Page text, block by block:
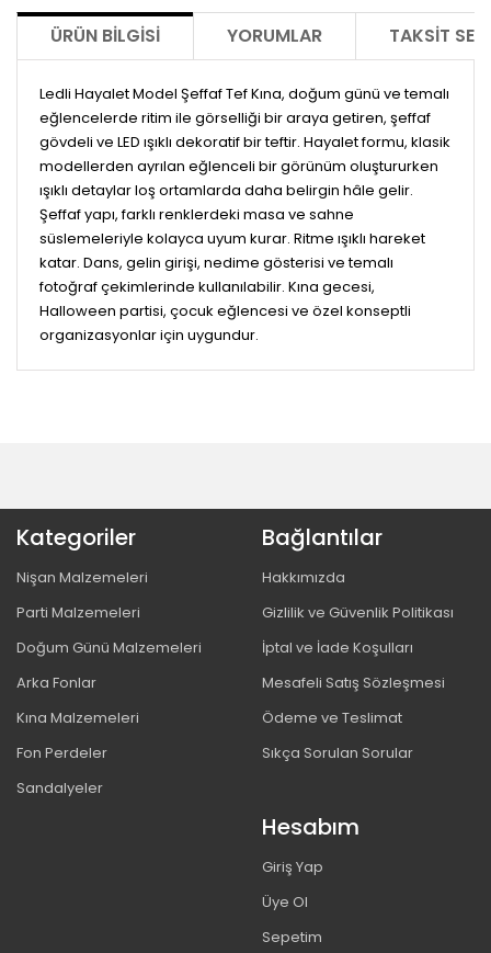
ÜRÜN BILGISI YORUMLAR TAKSIT
Ledli Hayalet Model Şeffaf Tef Kına, doğum günü ve temalı
eğlencelerde ritim ile görselliği bir araya getiren, şeffaf
gövdeli ve LED ışıklı dekoratif bir teftir. Hayalet formu, klasik
modellerden ayrılan eğlenceli bir görünüm oluştururken
ışıklı detaylar loş ortamlarda daha belirgin hâle gelir.
Şeffaf yapı, farklı renklerdeki masa ve sahne
süslemeleriyle kolayca uyum kurar. Ritme ışıklı hareket
katar. Dans, gelin girişi, nedime gösterisi ve temalı
fotoğraf çekimlerinde kullanılabilir. Kına gecesi,
Halloween partisi, çocuk eğlencesi ve özel konseptli
organizasyonlar için uygundur.
Kategoriler
Nişan Malzemeleri
Parti Malzemeleri
Doğum Günü Malzemeleri
Arka Fonlar
Kına Malzemeleri
Fon Perdeler
Sandalyeler
Bağlantılar
Hakkımızda
Gizlilik ve Güvenlik Politikası
İptal ve İade Koşulları
Mesafeli Satış Sözleşmesi
Ödeme ve Teslimat
Sıkça Sorulan Sorular
Hesabım
Giriş Yap
Üye Ol
Sepetim